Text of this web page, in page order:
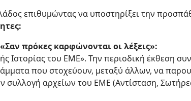
επιθυμώντας να υποστηρίξει την
πρόκες καρφώνονται οι λέξεις»:
Ιστορίας του ΕΜΕ». Την περιοδική έκθεση
που στοχεύουν, μεταξύ άλλων, να
συλλογή αρχείων του ΕΜΕ (Αντίσταση,